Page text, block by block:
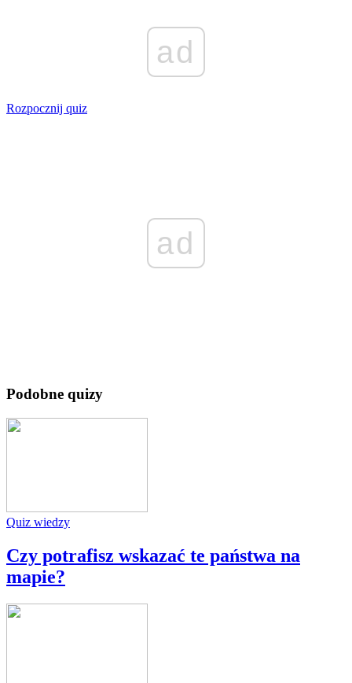
ad
Rozpocznij quiz
ad
Podobne quizy
Quiz wiedzy
Czy potrafisz wskazać te państwa na
mapie?